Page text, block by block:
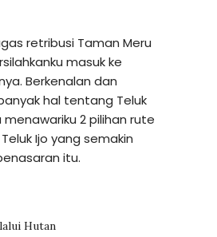
retribusi Taman Meru
masuk ke
Berkenalan dan
hal tentang Teluk
menawariku 2 pilihan rute
Ijo yang semakin
itu.
Hutan